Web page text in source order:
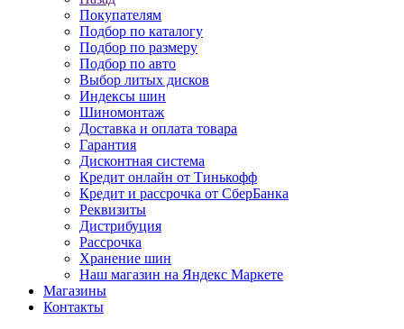
Покупателям
Подбор по каталогу
Подбор по размеру
Подбор по авто
Выбор литых дисков
Индексы шин
Шиномонтаж
Доставка и оплата товара
Гарантия
Дисконтная система
Кредит онлайн от Тинькофф
Кредит и рассрочка от СберБанка
Реквизиты
Дистрибуция
Рассрочка
Хранение шин
Наш магазин на Яндекс Маркете
Магазины
Контакты